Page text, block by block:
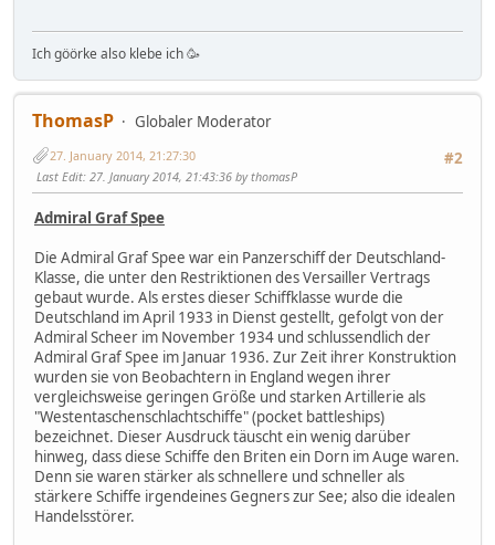
Ich göörke also klebe ich 🥳
ThomasP
Globaler Moderator
#2
27. January 2014, 21:27:30
Last Edit: 27. January 2014, 21:43:36 by thomasP
Admiral Graf Spee
Die Admiral Graf Spee war ein Panzerschiff der Deutschland-
Klasse, die unter den Restriktionen des Versailler Vertrags
gebaut wurde. Als erstes dieser Schiffklasse wurde die
Deutschland im April 1933 in Dienst gestellt, gefolgt von der
Admiral Scheer im November 1934 und schlussendlich der
Admiral Graf Spee im Januar 1936. Zur Zeit ihrer Konstruktion
wurden sie von Beobachtern in England wegen ihrer
vergleichsweise geringen Größe und starken Artillerie als
"Westentaschenschlachtschiffe" (pocket battleships)
bezeichnet. Dieser Ausdruck täuscht ein wenig darüber
hinweg, dass diese Schiffe den Briten ein Dorn im Auge waren.
Denn sie waren stärker als schnellere und schneller als
stärkere Schiffe irgendeines Gegners zur See; also die idealen
Handelsstörer.